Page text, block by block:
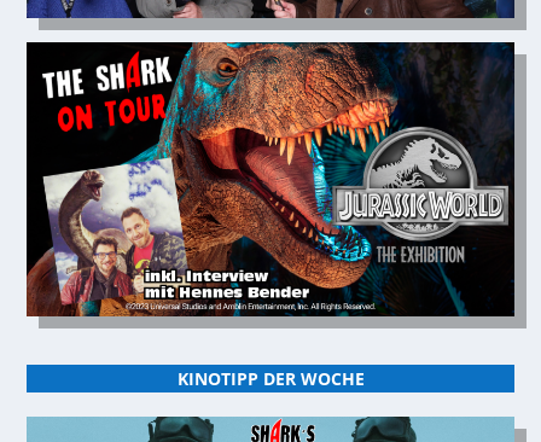
KINOTIPP DER WOCHE